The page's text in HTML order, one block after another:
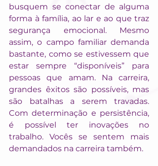
busquem se conectar de alguma
forma à família, ao lar e ao que traz
segurança emocional. Mesmo
assim, o campo familiar demanda
bastante, como se estivessem que
estar sempre “disponíveis” para
pessoas que amam. Na carreira,
grandes êxitos são possíveis, mas
são batalhas a serem travadas.
Com determinação e persistência,
é possível ter inovações no
trabalho. Vocês se sentem mais
demandados na carreira também.